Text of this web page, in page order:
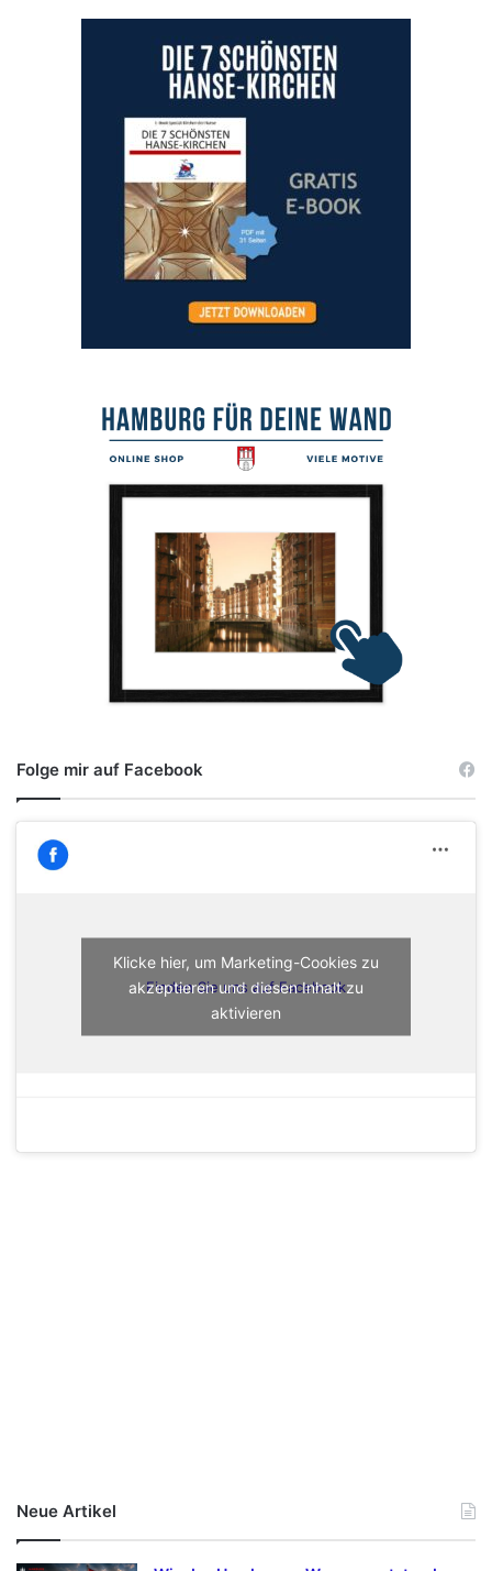
Folge mir auf Facebook
Finden Sie uns auf Facebook
Klicke hier, um Marketing-Cookies zu
akzeptieren und diesen Inhalt zu
aktivieren
Neue Artikel